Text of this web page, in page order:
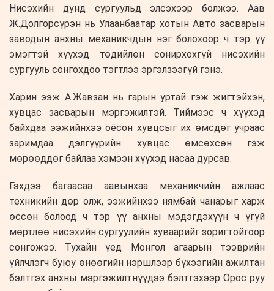
Нисэхийн дунд сургуульд элсэхээр болжээ. Аав
Ж.Долгорсүрэн нь Улаанбаатар хотын Авто засварын
заводын анхны механикчдын нэг болохоор ч тэр үү
эмэгтэй хүүхэд төдийлөн сонирхохгүй нисэхийн
сургууль сонгохдоо тэгтлээ эргэлзээгүй гэнэ.
Харин ээж А.Жавзан нь гарын уртай гэж жигтэйхэн,
хувцас засварын мэргэжилтэй. Тиймээс ч хүүхэд
байхдаа ээжийнхээ оёсон хувцсыг их өмсдөг учраас
заримдаа дэлгүүрийн хувцас өмсөхсөн гэж
мөрөөддөг байлаа хэмээн хүүхэд насаа дурсав.
Гэхдээ багаасаа аавынхаа механикчийн ажлаас
техникийн дөр олж, ээжийнхээ нямбай чанарыг харж
өссөн болоод ч тэр үү анхны мэдэгдэхүүн ч үгүй
мөртлөө нисэхийн сургуулийн хуваарийг зоригтойгоор
сонгожээ. Тухайн үед Монгол агаарын тээврийн
үйлчлэгч буюу өнөөгийн нэршлээр бүхээгийн ажилтан
бэлтгэх анхны мэргэжилтнүүдээ бэлтгэхээр Орос руу